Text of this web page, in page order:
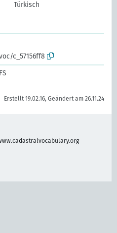
Türkisch
c_57156ff8
Erstellt 19.02.16, Geändert am 26.11.24